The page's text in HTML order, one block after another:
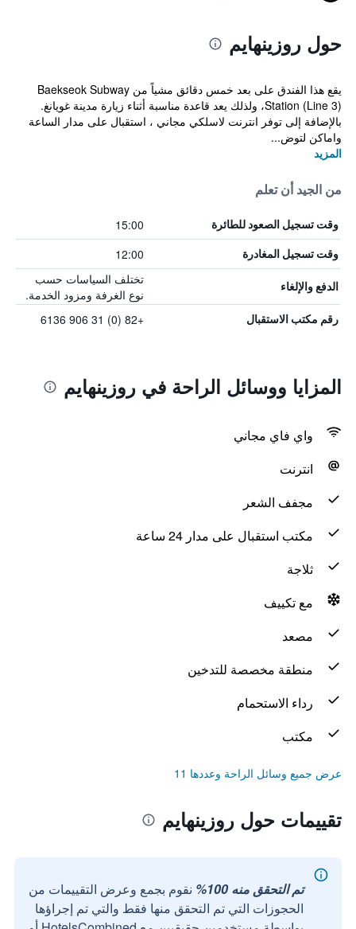
حول روزينهايم
يقع هذا الفندق على بعد خمس دقائق مشياً من Baekseok Subway
Station (Line 3)، ولذلك يعد قاعدة مناسبة أثناء زيارة مدينة غويانغ.
بالإضافة إلى توفر انترنت لاسلكي مجاني ، استقبال على مدار الساعة
واماكن لتوض...
المزيد
من الجيد أن تعلم
وقت تسجيل الصعود للطائرة 15:00
وقت تسجيل المغادرة 12:00
الدفع والإلغاء
تختلف السياسات حسب
نوع الغرفة ومزود الخدمة.
رقم مكتب الاستقبال +82 (0) 31 906 6136
المزايا ووسائل الراحة في روزينهايم
واي فاي مجاني
انترنت
مجفف الشعر
مكتب استقبال على مدار 24 ساعة
ثلاجة
مع تكييف
مصعد
منطقة مخصصة للتدخين
رداء الاستحمام
مكتب
عرض جميع وسائل الراحة وعددها 11
تقييمات حول روزينهايم
تم التحقق منه 100%
نقوم بجمع وعرض التقييمات من
الحجوزات التي تم التحقق منها فقط والتي تم إجراؤها